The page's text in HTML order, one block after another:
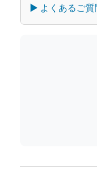
▶︎ よくあるご質